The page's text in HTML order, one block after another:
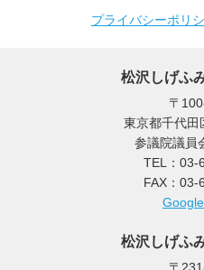
プライバシーポリ
松沢しげふ
〒
東京都千代田
参議院議員
TEL：03-
FAX：03-
松沢しげふ